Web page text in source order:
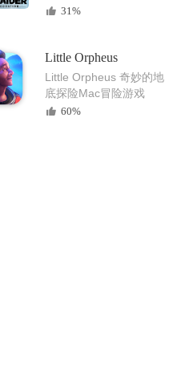
Raider Mac冒险动作游戏
31%
Little Orpheus
Little Orpheus 奇妙的地
底探险Mac冒险游戏
60%